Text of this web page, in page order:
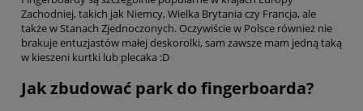
Zachodniej, takich jak Niemcy, Wielka Brytania czy Francja, ale
także w Stanach Zjednoczonych. Oczywiście w Polsce również nie
brakuje entuzjastów małej deskorolki, sam zawsze mam jedną taką
w kieszeni kurtki lub plecaka :D
Jak zbudować park do fingerboarda?